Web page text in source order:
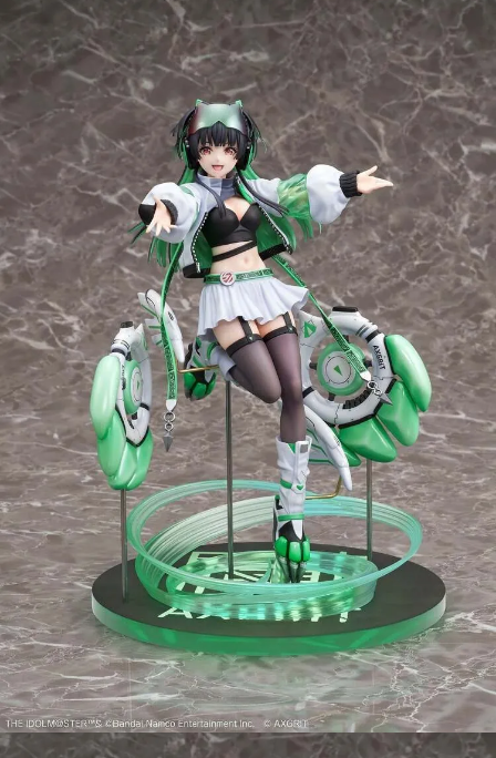
【注意事項】
1.本服務係由「台灣大哥大股份有限公司」（以下簡稱本公司）所提供，讓
用戶於交易時，得透過本服務購買商品或服務，並由商店將買賣／分期付款
買賣價金債權讓與本公司後，依約使用本公司帳單繳交帳款。
2.基於同意付款使用「大哥付你分期」之契約關係目的，商店將以您的個人
資料（包含姓名、電話或地址）提供予台灣大哥大進項蒐集、處理及利用，
由本公司與您本人進行分期帳單所需資料之確認、核對及更正。
3.完整用戶服務條款，請詳閱以下連結： https://oppay.tw/userRule